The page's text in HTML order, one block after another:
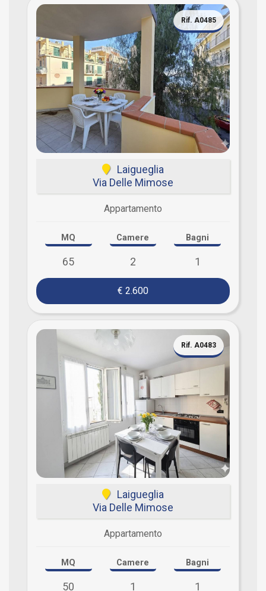
Rif. A0485
Laigueglia
Via Delle Mimose
Appartamento
MQ
65
Camere
2
Bagni
1
€ 2.600
Rif. A0483
Laigueglia
Via Delle Mimose
Appartamento
MQ
50
Camere
1
Bagni
1